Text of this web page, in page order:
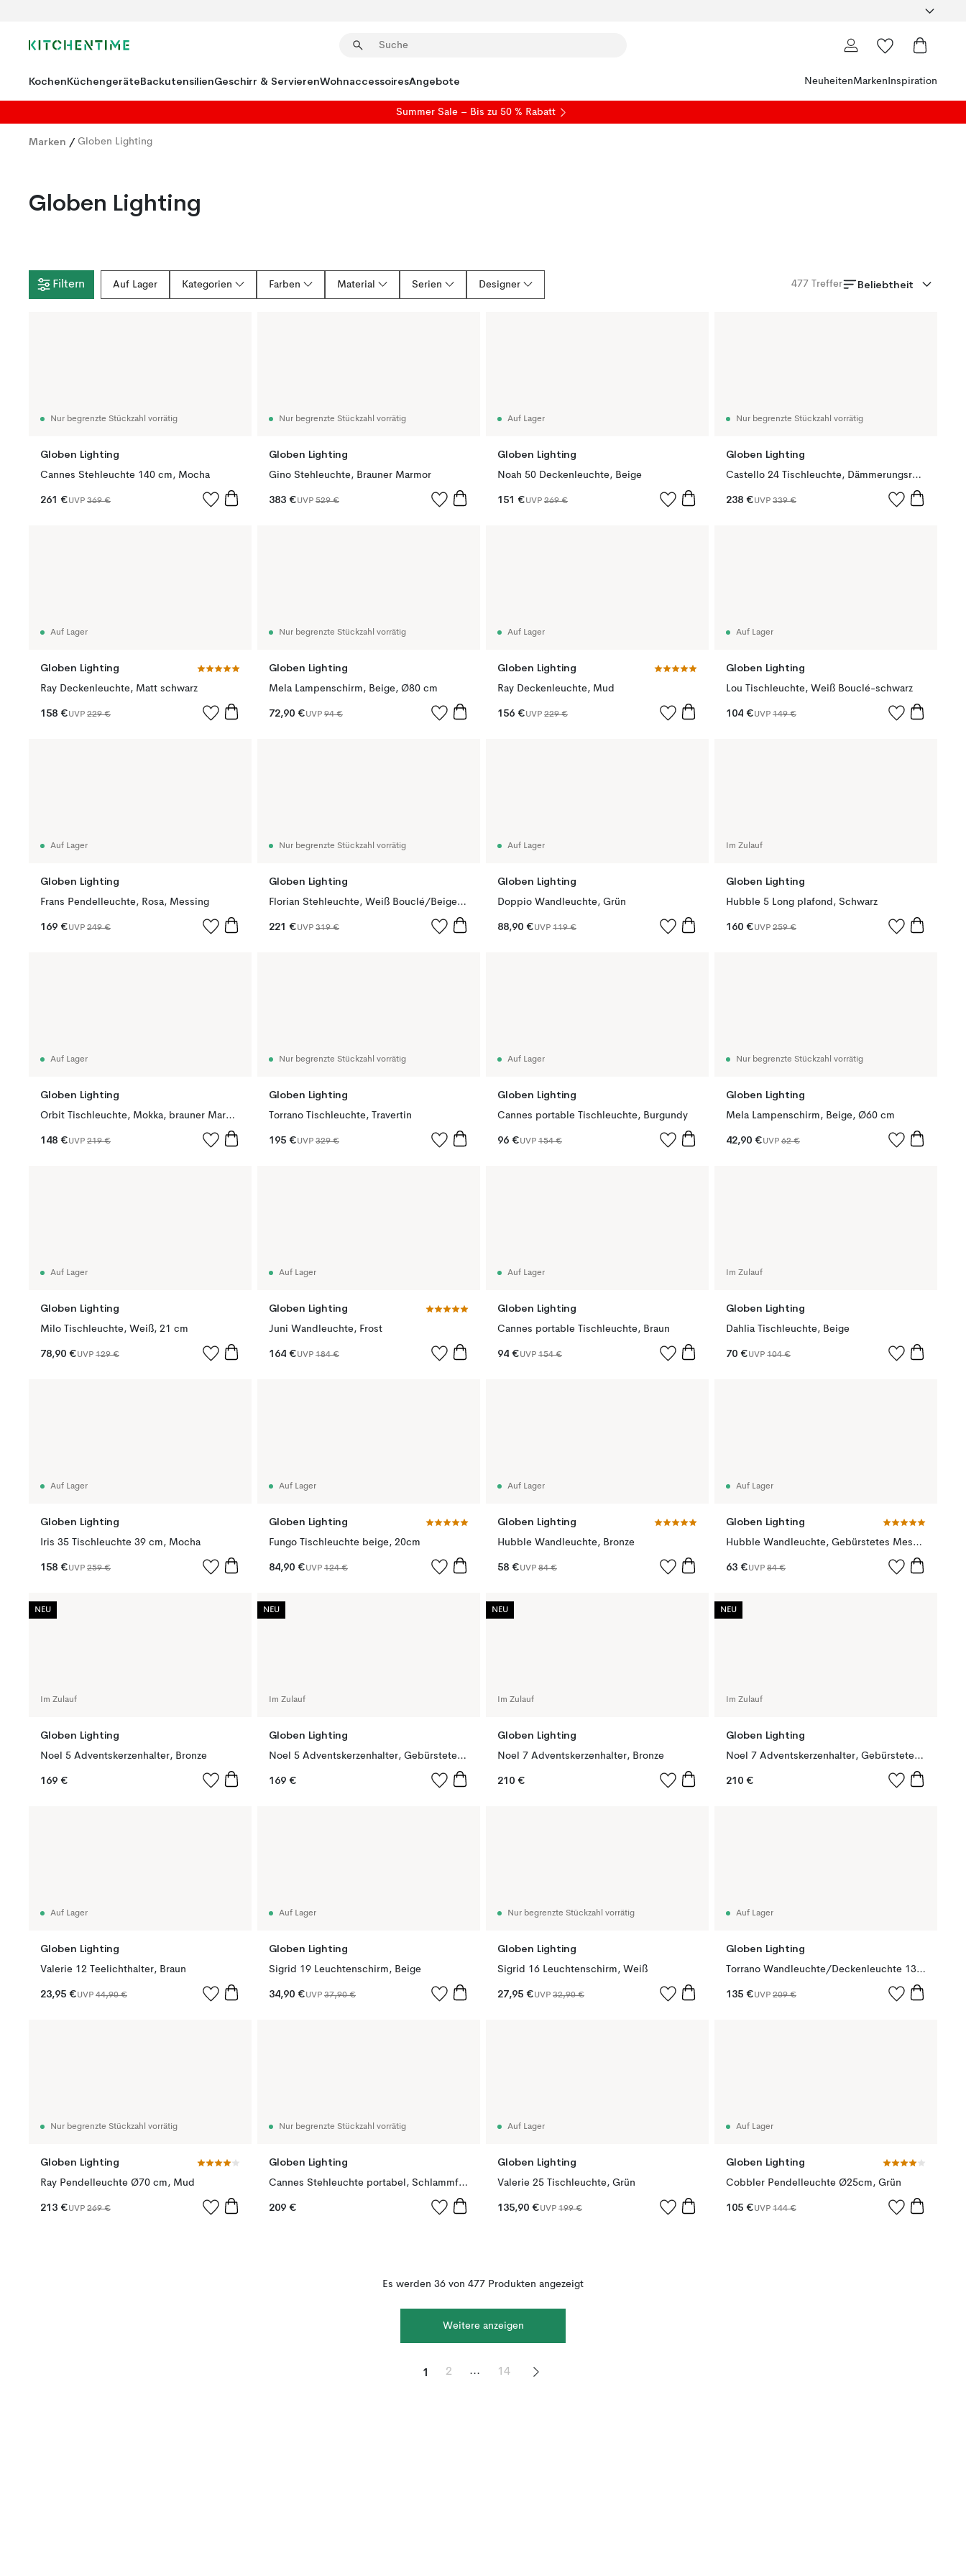
KochenKüchengeräteBackutensilienGeschirr & ServierenWohnaccessoiresAngebote NeuheitenMarken Inspiration
Summer Sale – Bis zu 50 % Rabatt
Marken / Globen Lighting
Globen Lighting
Filtern Auf Lager Kategorien Farben Material Serien Designer 477 Treffer Beliebtheit
Nur begrenzte Stückzahl vorrätig
Globen Lighting
Cannes Stehleuchte 140 cm, Mocha
261 €UVP 369 €
Nur begrenzte Stückzahl vorrätig
Globen Lighting
Gino Stehleuchte, Brauner Marmor
383 €UVP 529 €
Auf Lager
Globen Lighting
Noah 50 Deckenleuchte, Beige
151 €UVP 269 €
Nur begrenzte Stückzahl vorrätig
Globen Lighting
Castello 24 Tischleuchte, Dämmerungsrosa Marmor
238 €UVP 339 €
Auf Lager
Globen Lighting
Ray Deckenleuchte, Matt schwarz
158 €UVP 229 €
Nur begrenzte Stückzahl vorrätig
Globen Lighting
Mela Lampenschirm, Beige, Ø80 cm
72,90 €UVP 94 €
Auf Lager
Globen Lighting
Ray Deckenleuchte, Mud
156 €UVP 229 €
Auf Lager
Globen Lighting
Lou Tischleuchte, Weiß Bouclé-schwarz
104 €UVP 149 €
Auf Lager
Globen Lighting
Frans Pendelleuchte, Rosa, Messing
169 €UVP 249 €
Nur begrenzte Stückzahl vorrätig
Globen Lighting
Florian Stehleuchte, Weiß Bouclé/Beige, Ø30x80 cm
221 €UVP 319 €
Auf Lager
Globen Lighting
Doppio Wandleuchte, Grün
88,90 €UVP 119 €
Im Zulauf
Globen Lighting
Hubble 5 Long plafond, Schwarz
160 €UVP 259 €
Auf Lager
Globen Lighting
Orbit Tischleuchte, Mokka, brauner Marmor
148 €UVP 219 €
Nur begrenzte Stückzahl vorrätig
Globen Lighting
Torrano Tischleuchte, Travertin
195 €UVP 329 €
Auf Lager
Globen Lighting
Cannes portable Tischleuchte, Burgundy
96 €UVP 154 €
Nur begrenzte Stückzahl vorrätig
Globen Lighting
Mela Lampenschirm, Beige, Ø60 cm
42,90 €UVP 62 €
Auf Lager
Globen Lighting
Milo Tischleuchte, Weiß, 21 cm
78,90 €UVP 129 €
Auf Lager
Globen Lighting
Juni Wandleuchte, Frost
164 €UVP 184 €
Auf Lager
Globen Lighting
Cannes portable Tischleuchte, Braun
94 €UVP 154 €
Im Zulauf
Globen Lighting
Dahlia Tischleuchte, Beige
70 €UVP 104 €
Auf Lager
Globen Lighting
Iris 35 Tischleuchte 39 cm, Mocha
158 €UVP 259 €
Auf Lager
Globen Lighting
Fungo Tischleuchte beige, 20cm
84,90 €UVP 124 €
Auf Lager
Globen Lighting
Hubble Wandleuchte, Bronze
58 €UVP 84 €
Auf Lager
Globen Lighting
Hubble Wandleuchte, Gebürstetes Messing
63 €UVP 84 €
Im Zulauf
Globen Lighting
Noel 5 Adventskerzenhalter, Bronze
169 €
NEU
Im Zulauf
Globen Lighting
Noel 5 Adventskerzenhalter, Gebürstetes Messing
169 €
NEU
Im Zulauf
Globen Lighting
Noel 7 Adventskerzenhalter, Bronze
210 €
NEU
Im Zulauf
Globen Lighting
Noel 7 Adventskerzenhalter, Gebürstetes Messing
210 €
NEU
Auf Lager
Globen Lighting
Valerie 12 Teelichthalter, Braun
23,95 €UVP 44,90 €
Auf Lager
Globen Lighting
Sigrid 19 Leuchtenschirm, Beige
34,90 €UVP 37,90 €
Nur begrenzte Stückzahl vorrätig
Globen Lighting
Sigrid 16 Leuchtenschirm, Weiß
27,95 €UVP 32,90 €
Auf Lager
Globen Lighting
Torrano Wandleuchte/Deckenleuchte 13cm, Braun
135 €UVP 209 €
Nur begrenzte Stückzahl vorrätig
Globen Lighting
Ray Pendelleuchte Ø70 cm, Mud
213 €UVP 269 €
Nur begrenzte Stückzahl vorrätig
Globen Lighting
Cannes Stehleuchte portabel, Schlammfarbend
209 €
Auf Lager
Globen Lighting
Valerie 25 Tischleuchte, Grün
135,90 €UVP 199 €
Auf Lager
Globen Lighting
Cobbler Pendelleuchte Ø25cm, Grün
105 €UVP 144 €
Es werden 36 von 477 Produkten angezeigt
Weitere anzeigen
1 2 ... 14